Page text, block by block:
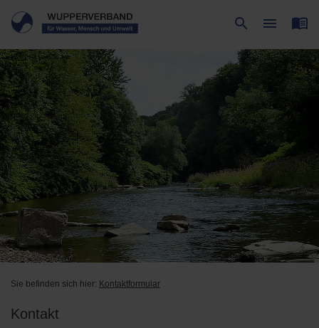
menu_book
search
Suche
menu
Menü
Sie befinden sich hier: Kontaktformular
Kontakt